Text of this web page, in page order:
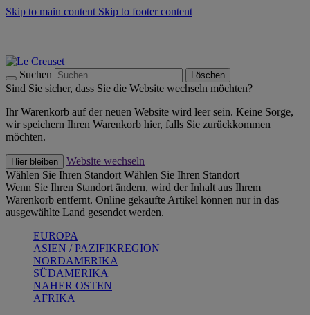
Skip to main content Skip to footer content
Suchen Löschen
Sind Sie sicher, dass Sie die Website wechseln möchten?
Ihr Warenkorb auf der neuen Website wird leer sein. Keine Sorge,
wir speichern Ihren Warenkorb hier, falls Sie zurückkommen
möchten.
Hier bleiben
Website wechseln
Wählen Sie Ihren Standort Wählen Sie Ihren Standort
Wenn Sie Ihren Standort ändern, wird der Inhalt aus Ihrem
Warenkorb entfernt. Online gekaufte Artikel können nur in das
ausgewählte Land gesendet werden.
EUROPA
ASIEN / PAZIFIKREGION
NORDAMERIKA
SÜDAMERIKA
NAHER OSTEN
AFRIKA